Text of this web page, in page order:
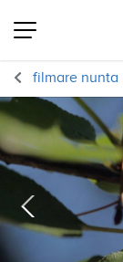
filmare nunta